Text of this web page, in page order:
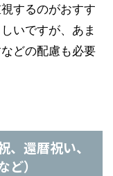
するのがおすす
いですが、あま
どの配慮も必要
還暦祝い、
）